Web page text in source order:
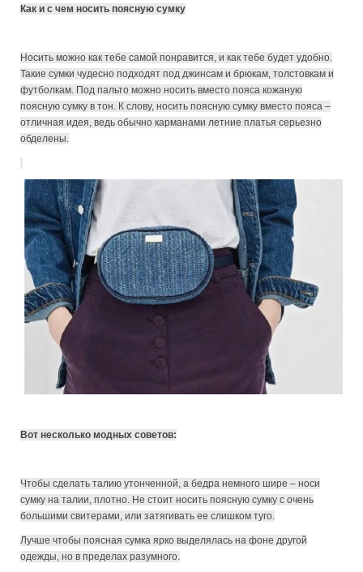
Как и с чем носить поясную сумку
Носить можно как тебе самой понравится, и как тебе будет удобно.
Такие сумки чудесно подходят под джинсам и брюкам, толстовкам и
футболкам. Под пальто можно носить вместо пояса кожаную
поясную сумку в тон. К слову, носить поясную сумку вместо пояса –
отличная идея, ведь обычно карманами летние платья серьезно
обделены.
Вот несколько модных советов:
Чтобы сделать талию утонченной, а бедра немного шире – носи
сумку на талии, плотно. Не стоит носить поясную сумку с очень
большими свитерами, или затягивать ее слишком туго.
Лучше чтобы поясная сумка ярко выделялась на фоне другой
одежды, но в пределах разумного.